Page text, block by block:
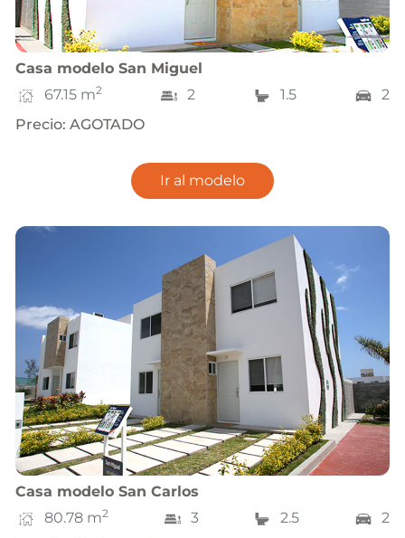
Casa modelo San Miguel
67.15 m2 2 1.5
2
Precio: AGOTADO
Ir al modelo
Casa modelo San Carlos
80.78 m2 3 2.5
2